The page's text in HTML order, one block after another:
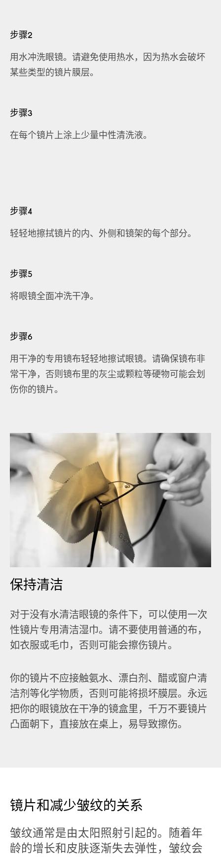
步骤2
用水冲洗眼镜。请避免使用热水，因为热水会破坏
某些类型的镜片膜层。
步骤3
在每个镜片上涂上少量中性清洗液。
步骤4
轻轻地擦拭镜片的内、外侧和镜架的每个部分。
步骤5
将眼镜全面冲洗干净。
步骤6
用干净的专用镜布轻轻地擦试眼镜。请确保镜布非
常干净，否则镜布里的灰尘或颗粒等硬物可能会划
伤你的镜片。
保持清洁
对于没有水清洁眼镜的条件下，可以使用一次
性镜片专用清洁湿巾。请不要使用普通的布，
如衣服或毛巾，否则可能会擦伤镜片。
你的镜片不应接触氨水、漂白剂、醋或窗户清
洁剂等化学物质，否则可能将损坏膜层。永远
把你的眼镜放在干净的镜盒里，千万不要镜片
凸面朝下，直接放在桌上，易导致擦伤。
镜片和减少皱纹的关系
皱纹通常是由太阳照射引起的。随着年
龄的增长和皮肤逐渐失去弹性，皱纹会